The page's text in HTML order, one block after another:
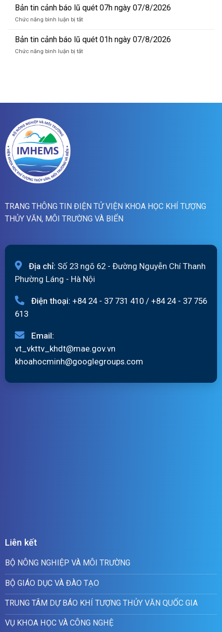
09/08/2026
sông
Hồng_IMHEMS_08.08.2026
tin
dự
báo
sông
Hồng_IMHEMS_07.08.2026
Bản tin cảnh báo lũ quét 07h ngày 07/8/2026
Chức năng bình luận bị tắtở
tin
cảnh
báo
Bản tin cảnh báo lũ quét 01h ngày 07/8/2026
Chức năng bình luận bị tắtở
quét
TRANG THÔNG TIN ĐIỆN TỬ VIỆN KHOA HỌC KHÍ TƯỢNG
THỦY VĂN, MÔI TRƯỜNG VÀ BIỂN
Địa chỉ: Số 23 ngõ 62 - Đường Nguyễn Chí Thanh
Phường Láng - Hà Nội
Điện thoại: +84 24 - 37 731 410 / +84 24 - 37 756
613
Email:
vt_vkttv_khdt@mae.gov.vn
khoahocminh@googlegroups.com
Liên kết
BỘ NÔNG NGHIỆP VÀ MÔI TRƯỜNG
BỘ GIÁO DỤC VÀ ĐÀO TẠO
TRUNG TÂM DỰ BÁO KHÍ TƯỢNG THỦY VĂN QUỐC GIA
VỤ KHOA HỌC VÀ CÔNG NGHỆ